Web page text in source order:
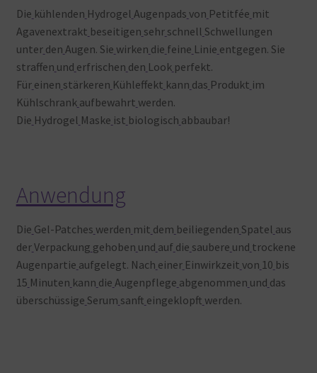
Die kühlenden Hydrogel Augenpads von Petitfée mit
Agavenextrakt beseitigen sehr schnell Schwellungen
unter den Augen. Sie wirken die feine Linie entgegen. Sie
straffen und erfrischen den Look perfekt.
Für einen stärkeren Kühleffekt kann das Produkt im
Kühlschrank aufbewahrt werden.
Die Hydrogel Maske ist biologisch abbaubar!
Anwendung
Die Gel-Patches werden mit dem beiliegenden Spatel aus
derVerpackung gehoben und auf die saubere und trockene
Augenpartie aufgelegt. Nach einer Einwirkzeit von 10 bis
15 Minuten kann die Augenpflege abgenommen und das
überschüssige Serum sanft eingeklopft werden.